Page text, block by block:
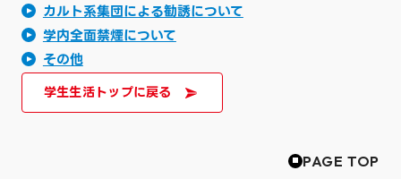
カルト系集団による勧誘について
学内全面禁煙について
その他
学生生活トップに戻る
PAGE TOP